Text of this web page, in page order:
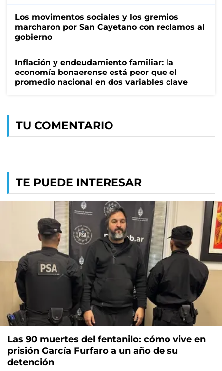
Los movimentos sociales y los gremios
marcharon por San Cayetano con reclamos al
gobierno
Inflación y endeudamiento familiar: la
economía bonaerense está peor que el
promedio nacional en dos variables clave
TU COMENTARIO
TE PUEDE INTERESAR
Las 90 muertes del fentanilo: cómo vive en
prisión García Furfaro a un año de su
detención